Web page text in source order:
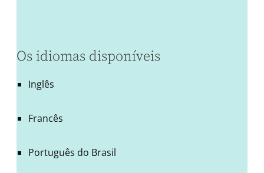
Os idiomas disponíveis
Inglês
Francês
Português do Brasil